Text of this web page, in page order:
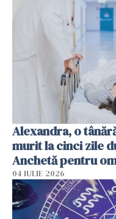
Alexandra, o
murit la cinci zile
Anchetă pentru
04 IULIE 2026